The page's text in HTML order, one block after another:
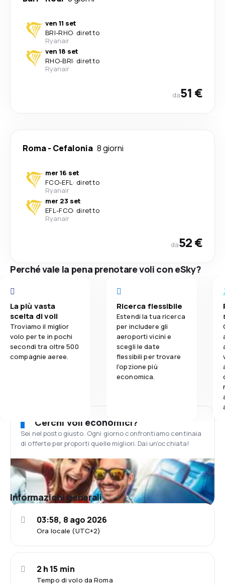
ven 11 set
BRI-RHO· diretto
Ryanair
ven 18 set
RHO-BRI· diretto
Ryanair
da51 €
Roma- Cefalonia 8 giorni
mer 16 set
FCO-EFL· diretto
Ryanair
mer 23 set
EFL-FCO· diretto
Ryanair
da52 €
Perché vale la pena prenotare voli con eSky?
La più vasta
scelta di voli
Troviamo il miglior
volo per te in pochi
secondi tra oltre 500
compagnie aeree.
Ricerca flessibile
Estendi la tua ricerca
per includere gli
aeroporti vicini e
scegli le date
flessibili per trovare
l'opzione più
economica.
Cerchi voli economici?
Sei nel posto giusto. Ogni giorno confrontiamo centinaia
di offerte per proporti quelle migliori. Dai un'occhiata!
Informazioni generali
Ora locale (UTC+2)
03:58, 8 ago 2026
Tempo di volo da Roma
2 h 15 min